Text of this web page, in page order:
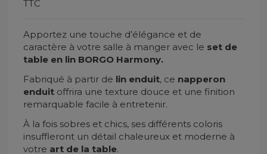
TTC
Apportez une touche d’élégance et de
caractère à votre salle à manger avec le set de
table en lin BORGO Harmony.
Fabriqué à partir de lin enduit, ce napperon
enduit offrira une texture douce et une finition
remarquable facile à entretenir.
À la fois sobres et chics, ses différents coloris
insuffleront un détail chaleureux et moderne à
votre art de la table.